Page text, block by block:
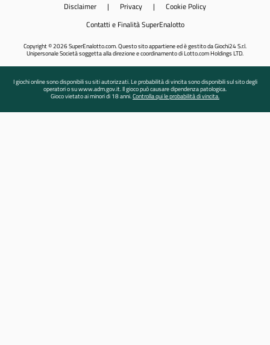
Disclaimer | Privacy | Cookie Policy
Contatti e Finalità SuperEnalotto
Copyright © 2026 SuperEnalotto.com. Questo sito appartiene ed è gestito da Giochi24 S.r.l.
Unipersonale Società soggetta alla direzione e coordinamento di Lotto.com Holdings LTD.
I giochi online sono disponibili su siti autorizzati. Le probabilità di vincita sono disponibili sul sito degli
operatori o su www.adm.gov.it. Il gioco può causare dipendenza patologica.
Gioco vietato ai minori di 18 anni.Controlla qui le probabilità di vincita.